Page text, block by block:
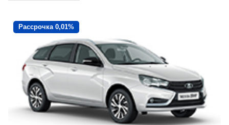
Рассрочка 0,01%